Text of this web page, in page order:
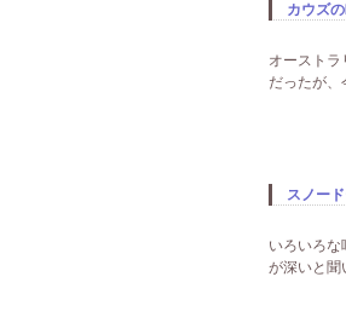
カウズ
オースト
だったが
スノー
いろいろ
が深いと聞